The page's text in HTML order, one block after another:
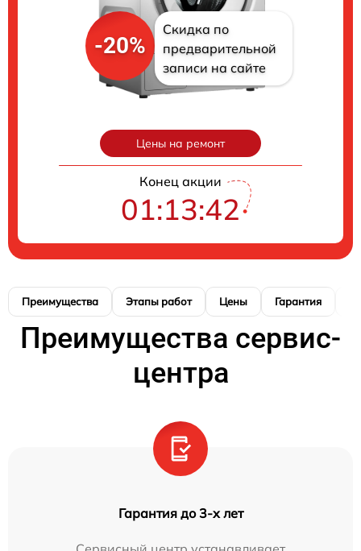
-20%
Скидка по
предварительной
записи на сайте
Цены на ремонт
Конец акции
01:13:41
Преимущества Этапы работ Цены Гарантия
Преимущества сервис-
центра
Гарантия до 3-х лет